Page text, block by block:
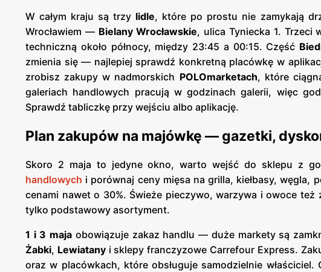
W całym kraju są trzy lidle, które po prostu nie zamykają
Wrocławiem — Bielany Wrocławskie, ulica Tyniecka 1. Trzeci
techniczną około północy, między 23:45 a 00:15. Część
zmienia się — najlepiej sprawdź konkretną placówkę w
zrobisz zakupy w nadmorskich POLOmarketach, które
galeriach handlowych pracują w godzinach galerii, więc
Sprawdź tabliczkę przy wejściu albo aplikację.
Plan zakupów na majówkę — gazetki,
Skoro 2 maja to jedyne okno, warto wejść do sklepu z
handlowych i porównaj ceny mięsa na grilla, kiełbasy,
cenami nawet o 30%. Świeże pieczywo, warzywa i owoce
tylko podstawowy asortyment.
1 i 3 maja obowiązuje zakaz handlu — duże markety są
Żabki, Lewiatanyi sklepy franczyzowe Carrefour Express.
oraz w placówkach, które obsługuje samodzielnie